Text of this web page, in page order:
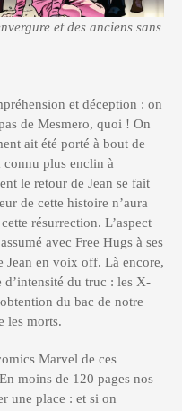
et des anciens sans
et déception : on
de Mesmero, quoi ! On
ait été porté à bout de
connu plus enclin à
le retour de Jean se fait
de cette histoire n’aura
résurrection. L’aspect
avec Free Hugs à ses
Jean en voix off. Là encore,
du truc : les X-
du bac de notre
les morts.
Marvel de ces
moins de 120 pages nos
une place : et si on